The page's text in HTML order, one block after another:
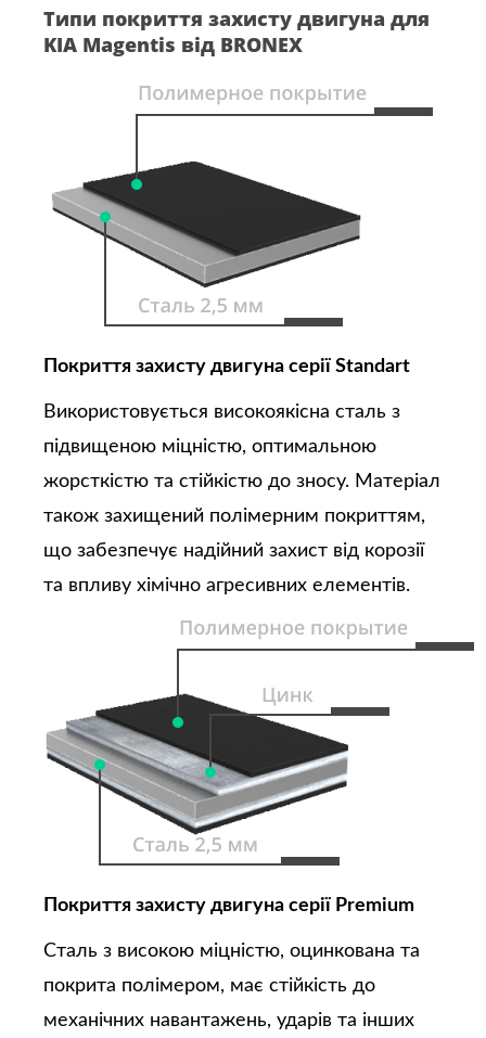
Типи покриття захисту двигуна для
KIA Magentis від BRONEX
Покриття захисту двигуна серії Standart
Використовується високоякісна сталь з
підвищеною міцністю, оптимальною
жорсткістю та стійкістю до зносу. Матеріал
також захищений полімерним покриттям,
що забезпечує надійний захист від корозії
та впливу хімічно агресивних елементів.
Покриття захисту двигуна серії Premium
Сталь з високою міцністю, оцинкована та
покрита полімером, має стійкість до
механічних навантажень, ударів та інших